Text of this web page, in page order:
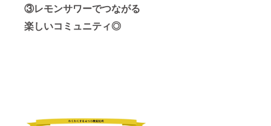
③レモンサワーでつながる
楽しいコミュニティ◎